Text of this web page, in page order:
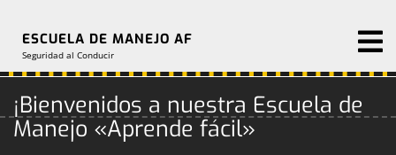
content
ESCUELA DE MANEJO AF
Seguridad al Conducir
¡Bienvenidos a nuestra Escuela de
Manejo «Aprende fácil»